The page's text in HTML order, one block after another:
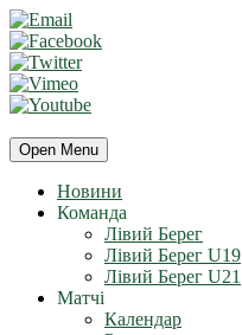
Open Menu
Новини
Команда
Лівий Берег
Лівий Берег U19
Лівий Берег U21
Матчі
Календар